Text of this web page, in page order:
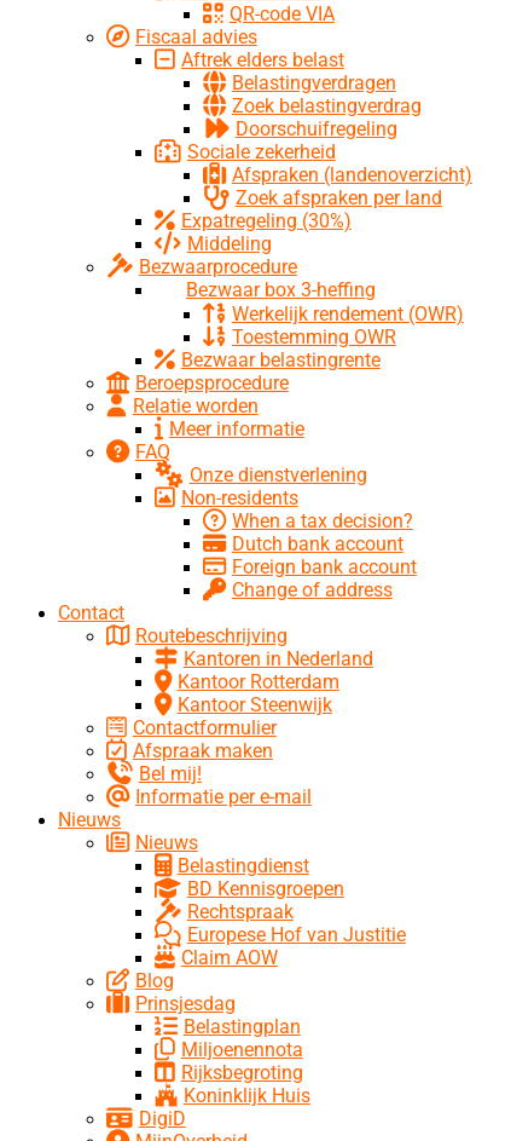
QR-code VIA
Fiscaal advies
Aftrek elders belast
Belastingverdragen
Zoek belastingverdrag
Doorschuifregeling
Sociale zekerheid
Afspraken (landenoverzicht)
Zoek afspraken per land
Expatregeling (30%)
Middeling
Bezwaarprocedure
Bezwaar box 3-heffing
Werkelijk rendement (OWR)
Toestemming OWR
Bezwaar belastingrente
Beroepsprocedure
Relatie worden
Meer informatie
FAQ
Onze dienstverlening
Non-residents
When a tax decision?
Dutch bank account
Foreign bank account
Change of address
Contact
Routebeschrijving
Kantoren in Nederland
Kantoor Rotterdam
Kantoor Steenwijk
Contactformulier
Afspraak maken
Bel mij!
Informatie per e-mail
Nieuws
Nieuws
Belastingdienst
BD Kennisgroepen
Rechtspraak
Europese Hof van Justitie
Claim AOW
Blog
Prinsjesdag
Belastingplan
Miljoenennota
Rijksbegroting
Koninklijk Huis
DigiD